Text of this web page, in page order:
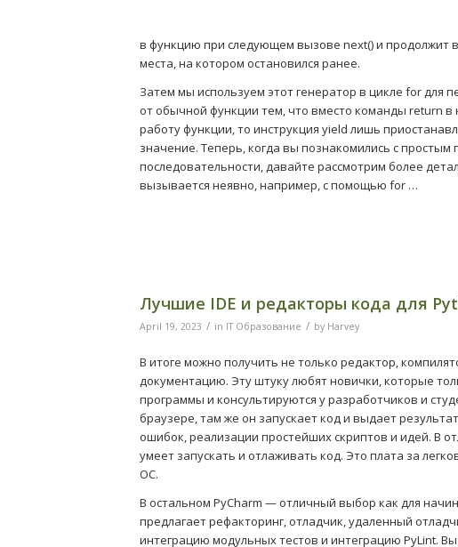
в функцию при следующем вызове next() и продолжит
места, на котором остановился ранее.
Затем мы используем этот генератор в цикле for для
от обычной функции тем, что вместо команды return
работу функции, то инструкция yield лишь
значение. Теперь, когда вы познакомились с
последовательности, давайте рассмотрим более
вызывается неявно, например, с помощью for …
Лучшие IDE и редакторы кода для
April 19, 2023 / in IT Образование / by Harvey
В итоге можно получить не только редактор,
документацию. Эту штуку любят новички, которые
программы и консультируются у разработчиков и
браузере, там же он запускает код и выдает
ошибок, реализации простейших скриптов и идей. В
умеет запускать и отлаживать код. Это плата за
ОС.
В остальном PyCharm — отличный выбор как для
предлагает рефакторинг, отладчик, удаленный
интеграцию модульных тестов и интеграцию PyLint.